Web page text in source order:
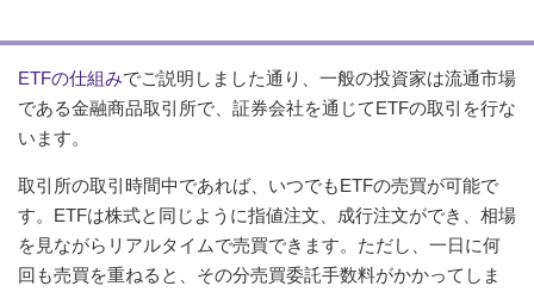
ETFの仕組みでご説明しました通り、一般の投資家は流通市場
である金融商品取引所で、証券会社を通じてETFの取引を行な
います。
取引所の取引時間中であれば、いつでもETFの売買が可能で
す。ETFは株式と同じように指値注文、成行注文ができ、相場
を見ながらリアルタイムで売買できます。ただし、一日に何
回も売買を重ねると、その分売買委託手数料がかかってしま